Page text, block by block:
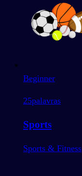
Beginner
25palavras
Sports
Sports & Fitness